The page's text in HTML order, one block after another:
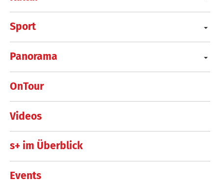
Sport
Panorama
OnTour
Videos
s+ im Überblick
Events